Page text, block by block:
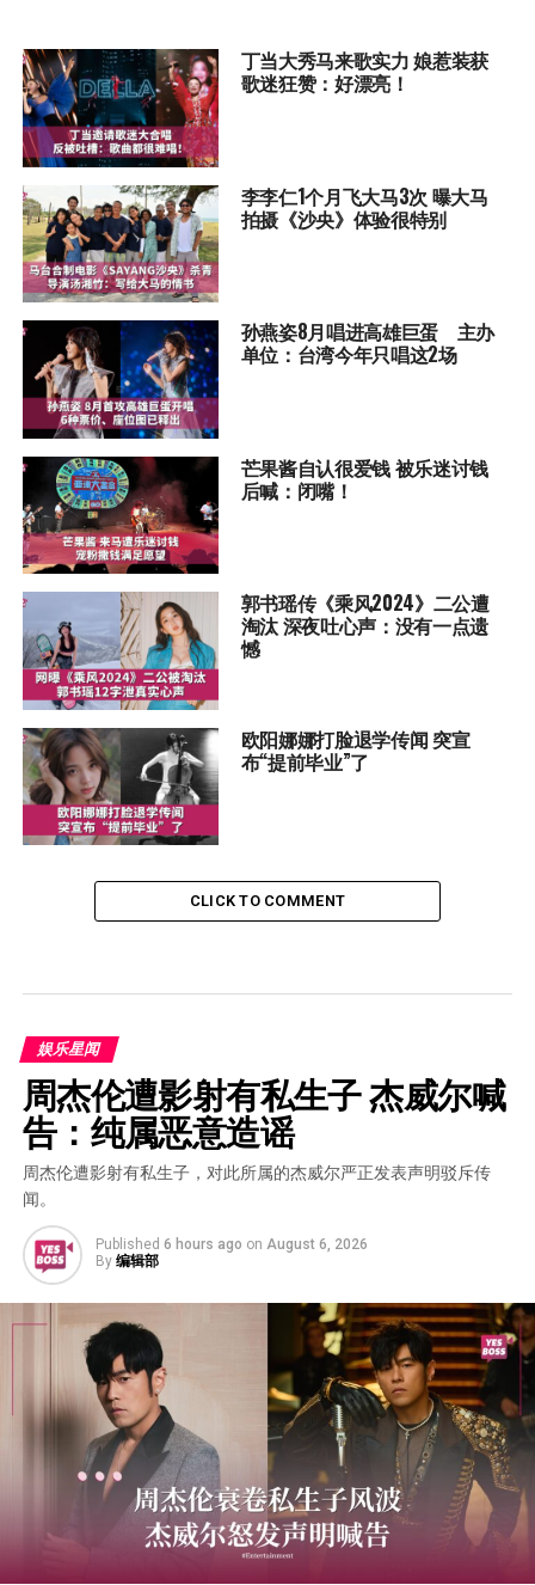
丁当大秀马来歌实力 娘惹装获
歌迷狂赞：好漂亮！
李李仁1个月飞大马3次 曝大马
拍摄《沙央》体验很特别
孙燕姿8月唱进高雄巨蛋 主办
单位：台湾今年只唱这2场
芒果酱自认很爱钱 被乐迷讨钱
后喊：闭嘴！
郭书瑶传《乘风2024》二公遭
淘汰 深夜吐心声：没有一点遗
憾
欧阳娜娜打脸退学传闻 突宣
布“提前毕业”了
CLICK TO COMMENT
娱乐星闻
周杰伦遭影射有私生子 杰威尔喊
告：纯属恶意造谣
周杰伦遭影射有私生子，对此所属的杰威尔严正发表声明驳斥传
闻。
Published 6 hours ago on August 6, 2026
By 编辑部